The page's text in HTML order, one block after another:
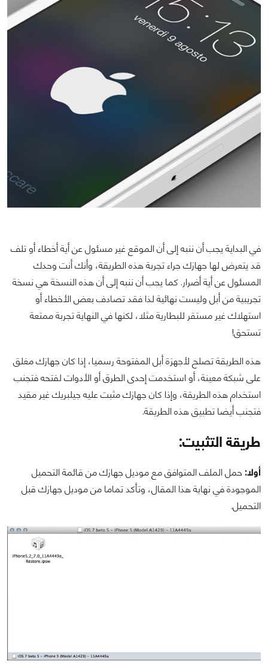
في البداية يجب أن ننبه إلى أن الموقع غير مسئول عن أية أخطاء أو تلف
قد يتعرض لها جهازك جراء تجربة هذه الطريقة، وأنك أنت وحدك
المسئول عن أية أضرار. كما يجب أن ننبه إلى أن هذه النسخة هي نسخة
تجريبية من أبل وليست نهائية لذا فقد تصادف بعض الأخطاء أو
استهلاك غير مستقر للبطارية مثلا، لكنها في النهاية تجربة ممتعة
تستحق!
هذه الطريقة تصلح لأجهزة أبل المفتوحة رسميا، إذا كان جهازك مغلق
على شبكة معينة، أو استخدمت إحدى الطرق أو الأدوات لفتحه فتجنب
استخدام هذه الطريقة، وإذا كان جهازك مثبت عليه جيلبريك غير مقيد
فتجنب أيضا تطبيق هذه الطريقة.
طريقة التثبيت:
أولا: حمل الملف المتوافق مع موديل جهازك من قائمة التحميل
الموجودة في نهاية هذا المقال، وتأكد تماما من موديل جهازك قبل
التحميل.